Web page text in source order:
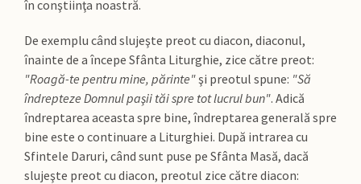
în conştiinţa noastră.
De exemplu când slujeşte preot cu diacon, diaconul,
înainte de a începe Sfânta Liturghie, zice către preot:
"Roagă-te pentru mine, părinte"şi preotul spune: "Să
îndrepteze Domnul paşii tăi spre tot lucrul bun". Adică
îndreptarea aceasta spre bine, îndreptarea generală spre
bine este o continuare a Liturghiei. După intrarea cu
Sfintele Daruri, când sunt puse pe Sfânta Masă, dacă
slujeşte preot cu diacon, preotul zice către diacon: